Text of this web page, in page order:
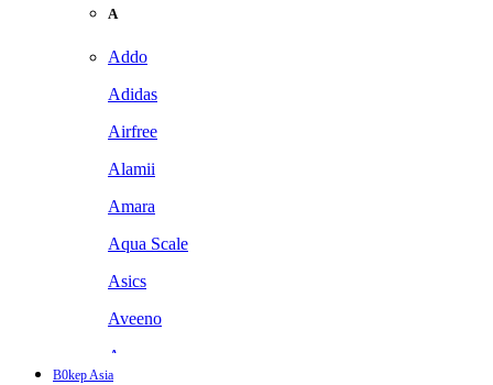
A
Addo
Adidas
Airfree
Alamii
Amara
Aqua Scale
Asics
Aveeno
Awan
B0kep Asia